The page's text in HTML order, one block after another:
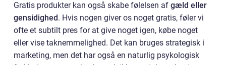
Gratis produkter kan også skabe følelsen af gæld eller
gensidighed. Hvis nogen giver os noget gratis, føler vi
ofte et subtilt pres for at give noget igen, købe noget
eller vise taknemmelighed. Det kan bruges strategisk i
marketing, men det har også en naturlig psykologisk